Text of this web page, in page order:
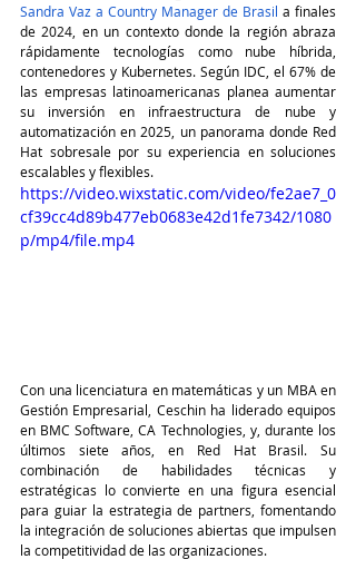
Sandra Vaz a Country Manager de Brasil a finales
de 2024, en un contexto donde la región abraza
rápidamente tecnologías como nube híbrida,
contenedores y Kubernetes. Según IDC, el 67% de
las empresas latinoamericanas planea aumentar
su inversión en infraestructura de nube y
automatización en 2025, un panorama donde Red
Hat sobresale por su experiencia en soluciones
escalables y flexibles.
https://video.wixstatic.com/video/fe2ae7_0
cf39cc4d89b477eb0683e42d1fe7342/1080
p/mp4/file.mp4
Con una licenciatura en matemáticas y un MBA en
Gestión Empresarial, Ceschin ha liderado equipos
en BMC Software, CA Technologies, y, durante los
últimos siete años, en Red Hat Brasil. Su
combinación de habilidades técnicas y
estratégicas lo convierte en una figura esencial
para guiar la estrategia de partners, fomentando
la integración de soluciones abiertas que impulsen
la competitividad de las organizaciones.